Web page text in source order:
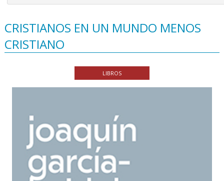
CRISTIANOS EN UN MUNDO MENOS
CRISTIANO
LIBROS